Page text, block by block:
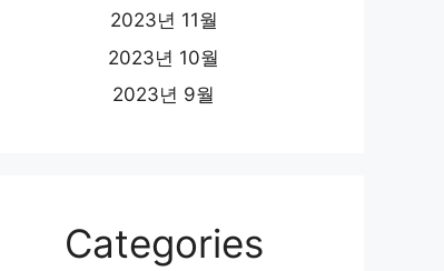
2023년 11월
2023년 10월
2023년 9월
Categories